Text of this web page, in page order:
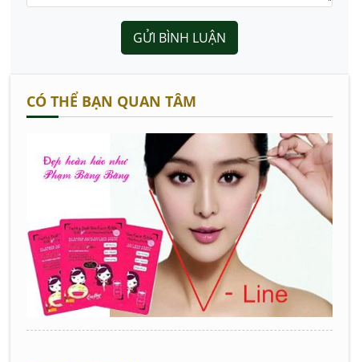
GỬI BÌNH LUẬN
CÓ THỂ BẠN QUAN TÂM